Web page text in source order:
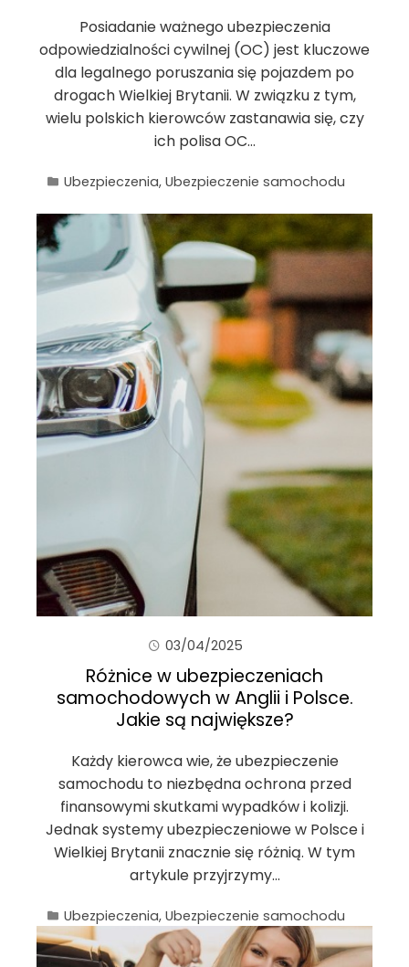
Posiadanie ważnego ubezpieczenia
odpowiedzialności cywilnej (OC) jest kluczowe
dla legalnego poruszania się pojazdem po
drogach Wielkiej Brytanii. W związku z tym,
wielu polskich kierowców zastanawia się, czy
ich polisa OC…
Ubezpieczenia, Ubezpieczenie samochodu
03/04/2025
Różnice w ubezpieczeniach
samochodowych w Anglii i Polsce.
Jakie są największe?
Każdy kierowca wie, że ubezpieczenie
samochodu to niezbędna ochrona przed
finansowymi skutkami wypadków i kolizji.
Jednak systemy ubezpieczeniowe w Polsce i
Wielkiej Brytanii znacznie się różnią. W tym
artykule przyjrzymy…
Ubezpieczenia, Ubezpieczenie samochodu